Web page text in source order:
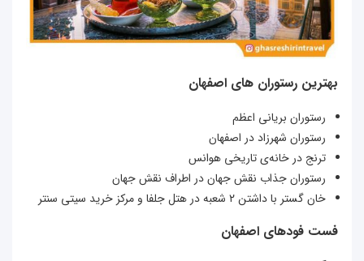
بهترین رستوران های اصفهان
رستوران بریانی اعظم
رستوران شهرزاد در اصفهان
ترنج در خانه‌ی تاریخی هوانس
رستوران جذاب نقش جهان در اطراف نقش جهان
خان گستر با داشتن ۲ شعبه در هتل جلفا و مرکز خرید سیتی سنتر
فست فودهای اصفهان